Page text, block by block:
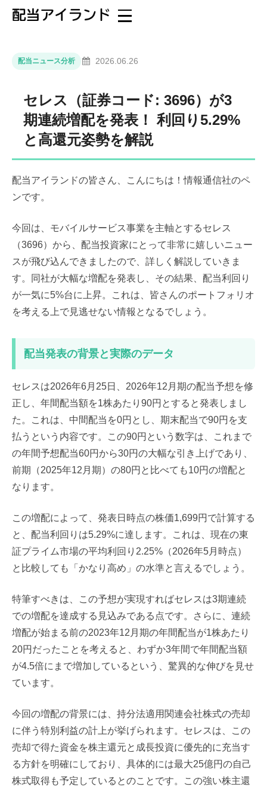
配当ニュース分析 2026.06.26
セレス（証券コード: 3696）が3
期連続増配を発表！ 利回り5.29%
と高還元姿勢を解説
配当アイランドの皆さん、こんにちは！情報通信社のペ
ンです。
今回は、モバイルサービス事業を主軸とするセレス
（3696）から、配当投資家にとって非常に嬉しいニュー
スが飛び込んできましたので、詳しく解説していきま
す。同社が大幅な増配を発表し、その結果、配当利回り
が一気に5%台に上昇。これは、皆さんのポートフォリオ
を考える上で見逃せない情報となるでしょう。
配当発表の背景と実際のデータ
セレスは2026年6月25日、2026年12月期の配当予想を修
正し、年間配当額を1株あたり90円とすると発表しまし
た。これは、中間配当を0円とし、期末配当で90円を支
払うという内容です。この90円という数字は、これまで
の年間予想配当60円から30円の大幅な引き上げであり、
前期（2025年12月期）の80円と比べても10円の増配と
なります。
この増配によって、発表日時点の株価1,699円で計算する
と、配当利回りは5.29%に達します。これは、現在の東
証プライム市場の平均利回り2.25%（2026年5月時点）
と比較しても「かなり高め」の水準と言えるでしょう。
特筆すべきは、この予想が実現すればセレスは3期連続
での増配を達成する見込みである点です。さらに、連続
増配が始まる前の2023年12月期の年間配当が1株あたり
20円だったことを考えると、わずか3年間で年間配当額
が4.5倍にまで増加しているという、驚異的な伸びを見せ
ています。
今回の増配の背景には、持分法適用関連会社株式の売却
に伴う特別利益の計上が挙げられます。セレスは、この
売却で得た資金を株主還元と成長投資に優先的に充当す
る方針を明確にしており、具体的には最大25億円の自己
株式取得も予定しているとのことです。この強い株主還